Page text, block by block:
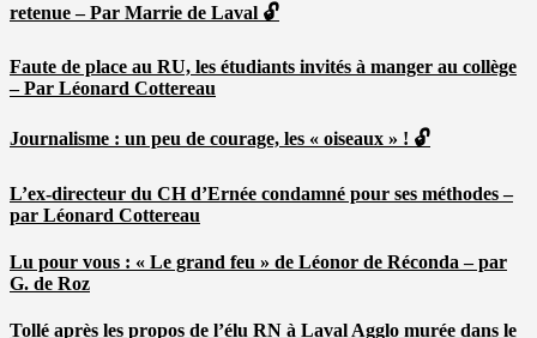
retenue – Par Marrie de Laval 🔓
Faute de place au RU, les étudiants invités à manger au collège
– Par Léonard Cottereau
Journalisme : un peu de courage, les « oiseaux » ! 🔓
L’ex-directeur du CH d’Ernée condamné pour ses méthodes –
par Léonard Cottereau
Lu pour vous : « Le grand feu » de Léonor de Réconda – par
G. de Roz
Tollé après les propos de l’élu RN à Laval Agglo murée dans le